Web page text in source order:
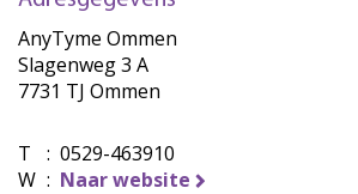
AnyTyme Ommen
Slagenweg 3 A
7731 TJ Ommen
T : 0529-463910
W : Naar website